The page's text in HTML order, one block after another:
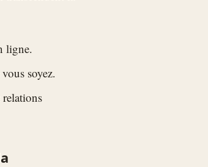
ligne.
soyez.